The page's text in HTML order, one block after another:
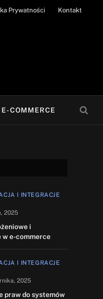
Prywatności Kontakt
E-COMMERCE
I INTEGRACJE
2025
i
e-commerce
I INTEGRACJE
2025
praw do systemów